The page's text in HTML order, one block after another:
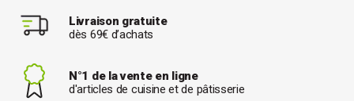
Livraison gratuite
dès 69€ d’achats
N°1 de la vente en ligne
d'articles de cuisine et de pâtisserie